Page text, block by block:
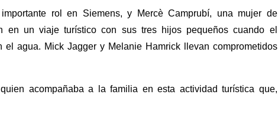
rol en Siemens, y Mercè Camprubí, una mujer de
en un viaje turístico con sus tres hijos pequeños cuando el
agua. Mick Jagger y Melanie Hamrick llevan comprometidos
acompañaba a la familia en esta actividad turística que,